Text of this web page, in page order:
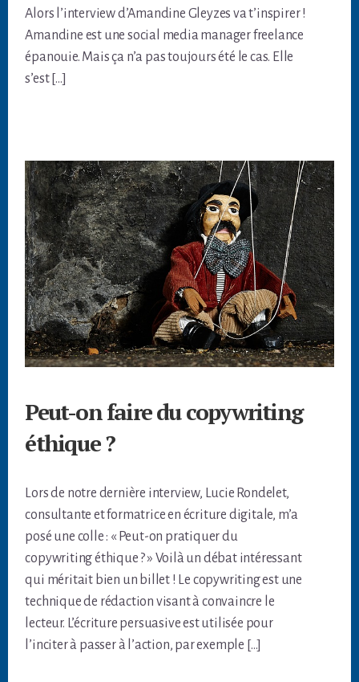
Alors l’interview d’Amandine Gleyzes va t’inspirer !
Amandine est une social media manager freelance
épanouie. Mais ça n’a pas toujours été le cas. Elle
s’est […]
Peut-on faire du copywriting
éthique ?
Lors de notre dernière interview, Lucie Rondelet,
consultante et formatrice en écriture digitale, m’a
posé une colle : « Peut-on pratiquer du
copywriting éthique ? » Voilà un débat intéressant
qui méritait bien un billet ! Le copywriting est une
technique de rédaction visant à convaincre le
lecteur. L’écriture persuasive est utilisée pour
l’inciter à passer à l’action, par exemple […]